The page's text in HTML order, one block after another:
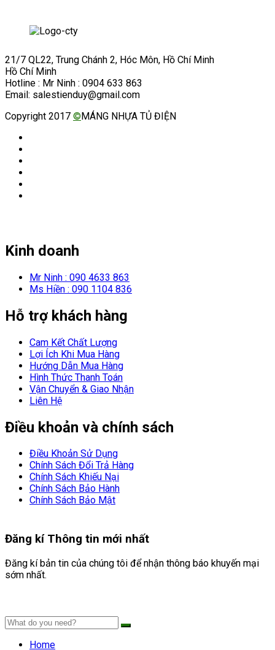
21/7 QL22, Trung Chánh 2, Hóc Môn, Hồ Chí Minh
Hồ Chí Minh
Hotline : Mr Ninh : 0904 633 863
Email: salestienduy@gmail.com
Copyright 2017 ©MÁNG NHỰA TỦ ĐIỆN
Kinh doanh
Mr Ninh : 090 4633 863
Ms Hiền : 090 1104 836
Hỗ trợ khách hàng
Cam Kết Chất Lượng
Lợi Ích Khi Mua Hàng
Hướng Dẫn Mua Hàng
Hình Thức Thanh Toán
Vận Chuyển & Giao Nhận
Liên Hệ
Điều khoản và chính sách
Điều Khoản Sử Dụng
Chính Sách Đổi Trả Hàng
Chính Sách Khiếu Nại
Chính Sách Bảo Hành
Chính Sách Bảo Mật
Đăng kíThông tin mới nhất
Đăng kí bản tin của chúng tôi để nhận thông báo khuyến mại
sớm nhất.
Home